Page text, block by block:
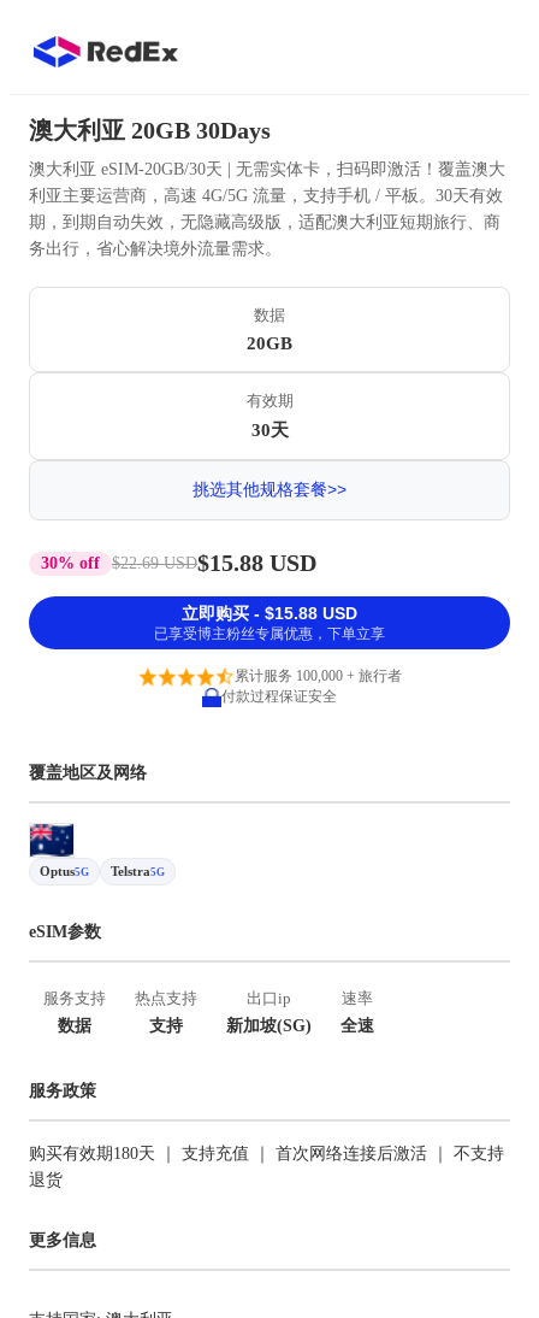
澳大利亚 20GB 30Days
澳大利亚 eSIM-20GB/30天 | 无需实体卡，扫码即激活！覆盖澳大
利亚主要运营商，高速 4G/5G 流量，支持手机 / 平板。30天有效
期，到期自动失效，无隐藏高级版，适配澳大利亚短期旅行、商
务出行，省心解决境外流量需求。
数据
20GB
有效期
30天
挑选其他规格套餐>>
30% off $22.69 USD$15.88 USD
立即购买 - $15.88 USD
已享受博主粉丝专属优惠，下单立享
累计服务 100,000 + 旅行者
付款过程保证安全
覆盖地区及网络
Optus5G Telstra5G
eSIM参数
服务支持
数据
热点支持
支持
出口ip
新加坡(SG)
速率
全速
服务政策
购买有效期180天 ｜ 支持充值 ｜ 首次网络连接后激活 ｜ 不支持
退货
更多信息